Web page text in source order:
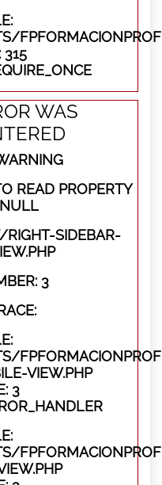
315
WAS
READ PROPERTY
SIDEBAR-
3
VIEW.PHP
3